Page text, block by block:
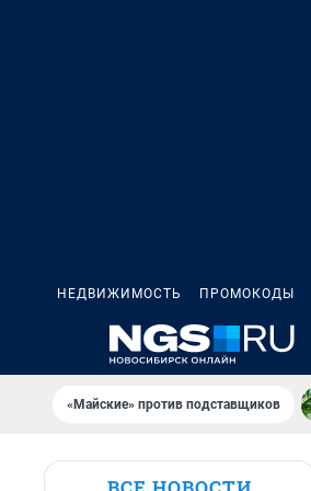
НЕДВИЖИМОСТЬ ПРОМОКОДЫ
«Майские» против подставщиков